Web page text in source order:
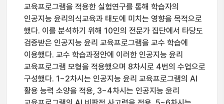
교육프로그램을 적용한 실험연구를 통해 학습자의
인공지능 윤리의식교육과 태도에 미치는 영향을 목적으로
했다. 이를 분석하기 위해 10인의 전문가 집단에서 타당도
검증받은 인공지능 윤리 교육프로그램을 교수 학습에
이용했다. 교수 학습과정안에 이러한 인공지능 윤리
교육프로그램 모형을 적용했으며 8차시로 4번의 수업으로
구성했다. 1~2차시는 인공지능 윤리 교육프로그램의 AI
활용 능력 소양을 적용, 3~4차시는 인공지능 윤리